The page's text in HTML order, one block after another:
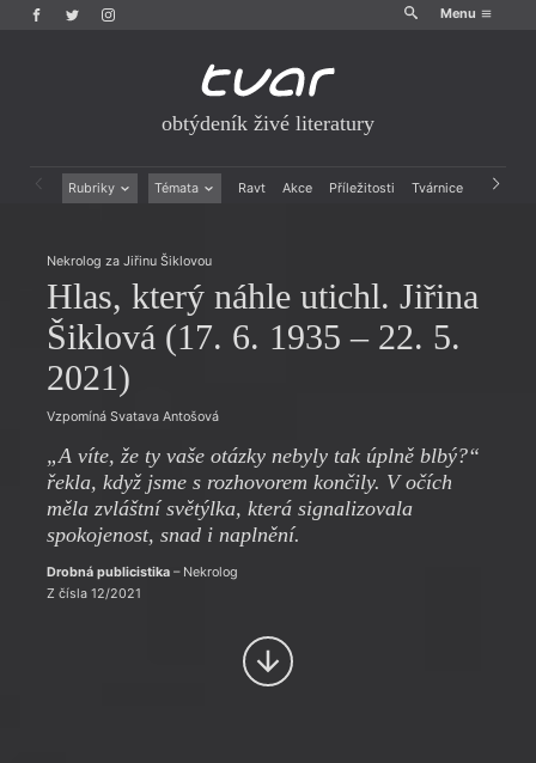
Menu
obtýdeník živé literatury
Rubriky Témata Ravt Akce Příležitosti Tvárnice Archiv
Esejistika
Recenze a reflexe
Reportáže
Rozhovory
Mauzoleum
Divadlo
Historie kolonialismu
Dokument
Výroční ceny
Nekrolog za Jiřinu Šiklovou
Hlas, který náhle utichl. Jiřina
Šiklová (17. 6. 1935 – 22. 5.
2021)
Vzpomíná Svatava Antošová
„A víte, že ty vaše otázky nebyly tak úplně blbý?“
řekla, když jsme s rozhovorem končily. V očích
měla zvláštní světýlka, která signalizovala
spokojenost, snad i naplnění.
Drobná publicistika– Nekrolog
Z čísla 12/2021